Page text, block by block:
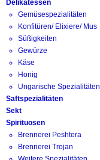
Delikatessen
Gemüsespezialitäten
Konfitüren/ Elixiere/ Mus
Süßigkeiten
Gewürze
Käse
Honig
Ungarische Spezialitäten
Saftspezialitäten
Sekt
Spirituosen
Brennerei Peshtera
Brennerei Trojan